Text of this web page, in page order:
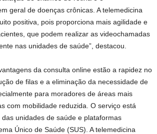
geral de doenças crônicas. A telemedicina
positiva, pois proporciona mais agilidade e
que podem realizar as videochamadas
nas unidades de saúde”, destacou.
da consulta online estão a rapidez no
de filas e a eliminação da necessidade de
para moradores de áreas mais
com mobilidade reduzida. O serviço está
unidades de saúde e plataformas
Único de Saúde (SUS). A telemedicina